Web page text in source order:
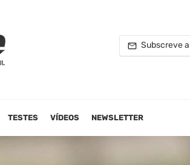
Subscreve
TESTES VÍDEOS NEWSLETTER